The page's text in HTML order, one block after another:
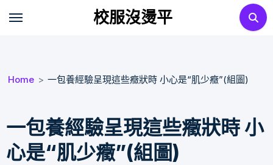
校服沒燙平
Home 一包養經驗呈現這些癥狀時 小心是“肌少癥”(組圖)
一包養經驗呈現這些癥狀時 小
心是“肌少癥”(組圖)